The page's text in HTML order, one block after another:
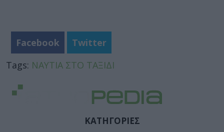
Facebook
Twitter
Tags: ΝΑΥΤΙΑ ΣΤΟ ΤΑΞΙΔΙ
ΚΑΤΗΓΟΡΙΕΣ